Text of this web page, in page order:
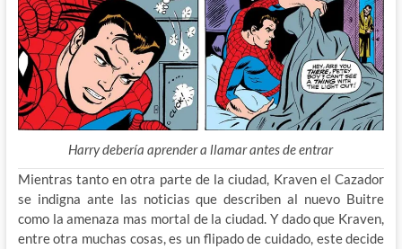
Harry debería aprender a llamar antes de entrar
Mientras tanto en otra parte de la ciudad, Kraven el Cazador
se indigna ante las noticias que describen al nuevo Buitre
como la amenaza mas mortal de la ciudad. Y dado que Kraven,
entre otra muchas cosas, es un flipado de cuidado, este decide